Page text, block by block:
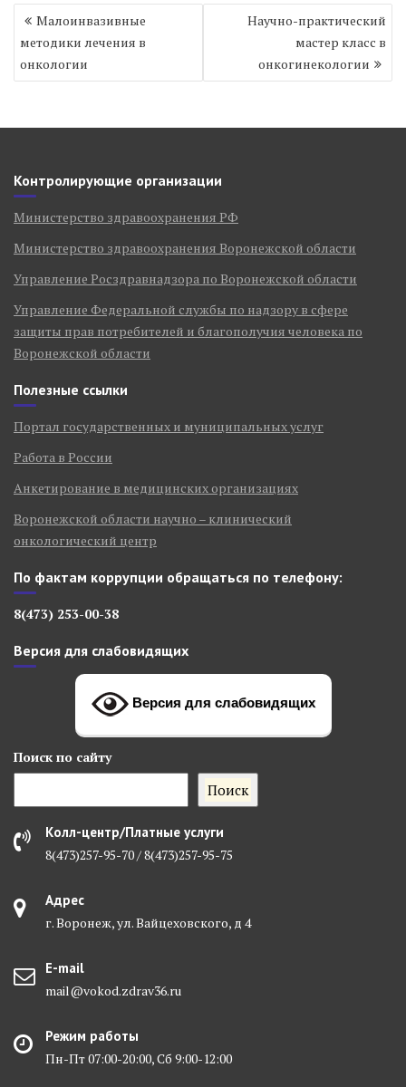
Навигация
по
записям
Малоинвазивные
методики лечения в
онкологии
Научно-практический
мастер класс в
онкогинекологии
Контролирующие организации
Министерство здравоохранения РФ
Министерство здравоохранения Воронежской области
Управление Росздравнадзора по Воронежской области
Управление Федеральной службы по надзору в сфере
защиты прав потребителей и благополучия человека по
Воронежской области
Полезные ссылки
Портал государственных и муниципальных услуг
Работа в России
Анкетирование в медицинских организациях
Воронежской области научно – клинический
онкологический центр
По фактам коррупции обращаться по телефону:
8(473) 253-00-38
Версия для слабовидящих
Версия для слабовидящих
Поиск по сайту
Поиск
Колл-центр/Платные услуги
8(473)257-95-70 / 8(473)257-95-75
Адрес
г. Воронеж, ул. Вайцеховского, д 4
E-mail
mail@vokod.zdrav36.ru
Режим работы
Пн-Пт 07:00-20:00, Сб 9:00-12:00